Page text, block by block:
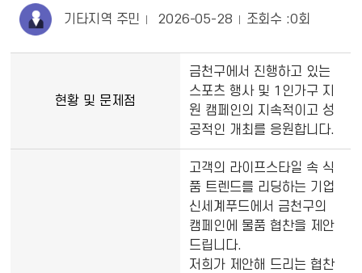
기타지역 주민 2026-05-28 조회수 :0회
현황 및 문제점
금천구에서 진행하고 있는
스포츠 행사 및 1인가구 지
원 캠페인의 지속적이고 성
공적인 개최를 응원합니다.
고객의 라이프스타일 속 식
품 트렌드를 리딩하는 기업
신세계푸드에서 금천구의
캠페인에 물품 협찬을 제안
드립니다.
저희가 제안해 드리는 협찬